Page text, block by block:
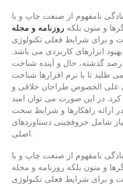
نامفهوم از صنعت چاپ و با
و متون بلکه روزنامه و مجله
و برای شرایط فعلی تکنولوژی
ابزارهای کاربردی می باشد.
گذشته، حال و آینده شناخت
طلبد تا با نرم افزارها شناخت
علی الخصوص طراحان خلاقی و
در این صورت می توان امید
ارائه راهکارها و شرایط سخت
شامل حروفچینی دستاوردهای
اصلی.
نامفهوم از صنعت چاپ و با
و متون بلکه روزنامه و مجله
و برای شرایط فعلی تکنولوژی